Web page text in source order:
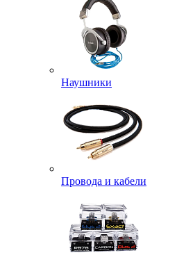
Наушники
Провода и кабели